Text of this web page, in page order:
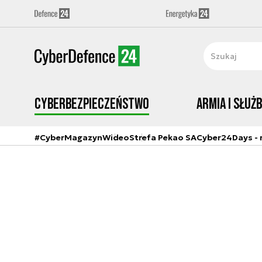
Cyberbezpieczeństwo Armia i
#CyberMagazynWideoStrefa Pekao SACyber24Days -